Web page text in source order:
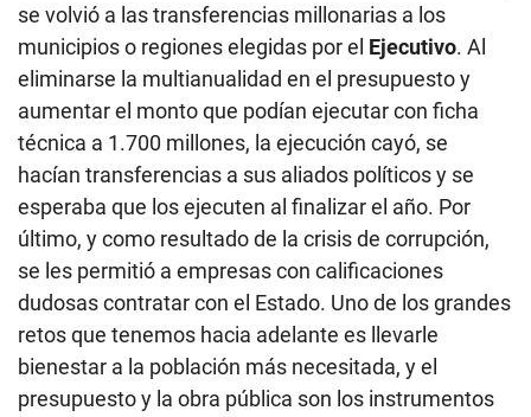
se volvió a las transferencias millonarias a los
municipios o regiones elegidas por el Ejecutivo. Al
eliminarse la multianualidad en el presupuesto y
aumentar el monto que podían ejecutar con ficha
técnica a 1.700 millones, la ejecución cayó, se
hacían transferencias a sus aliados políticos y se
esperaba que los ejecuten al finalizar el año. Por
último, y como resultado de la crisis de corrupción,
se les permitió a empresas con calificaciones
dudosas contratar con el Estado. Uno de los grandes
retos que tenemos hacia adelante es llevarle
bienestar a la población más necesitada, y el
presupuesto y la obra pública son los instrumentos